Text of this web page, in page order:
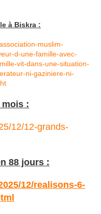
à Biskra :
muslim-
d-une-famille-avec-
vit-dans-une-situation-
ni-gaziniere-ni-
mois :
12/12-grands-
88 jours :
12/realisons-6-